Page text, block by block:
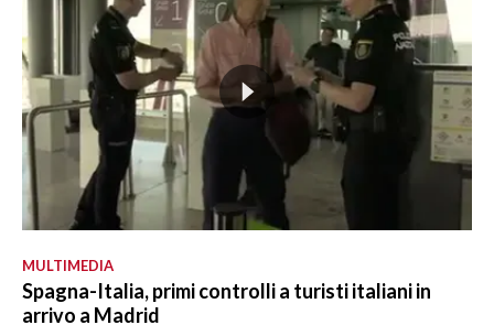
MULTIMEDIA
Spagna-Italia, primi controlli a turisti italiani in
arrivo a Madrid